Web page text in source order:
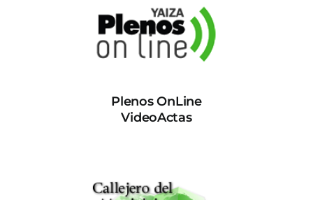
Plenos OnLine
VideoActas